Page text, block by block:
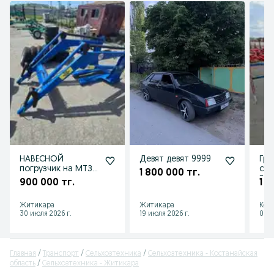
НАВЕСНОЙ
погрузчик на МТЗ
трактор в городе
900 000 тг.
Житикара
30 июля 2026 г.
Девят девят 9999
1 800 000 тг.
Житикара
19 июля 2026 г.
1
07
Главная Транспорт Сельхозтехника
Сельхозтехника - Костанайская
область
Сельхозтехника - Житикара